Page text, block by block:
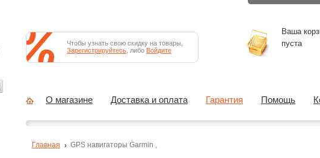
Главная GPS навигаторы Garmin ,
Чтобы узнать свою скидку на товары,
Зарегистрируйтесь , либо Войдите
Ваша
пуста
О магазине Доставка и оплата Гарантия Помощь